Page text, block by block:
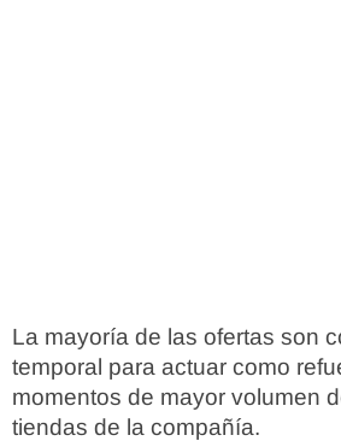
La mayoría de las ofertas son
temporal para actuar como
momentos de mayor volumen
tiendas de la compañía.